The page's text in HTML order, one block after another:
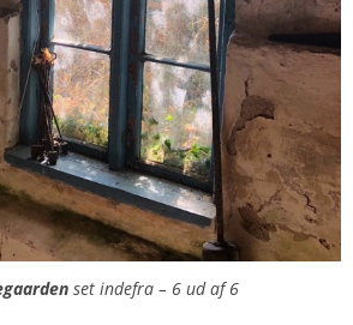
set indefra – 6 ud af 6